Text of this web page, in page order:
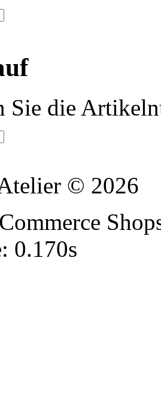
Sie die
© 2026
0.170s